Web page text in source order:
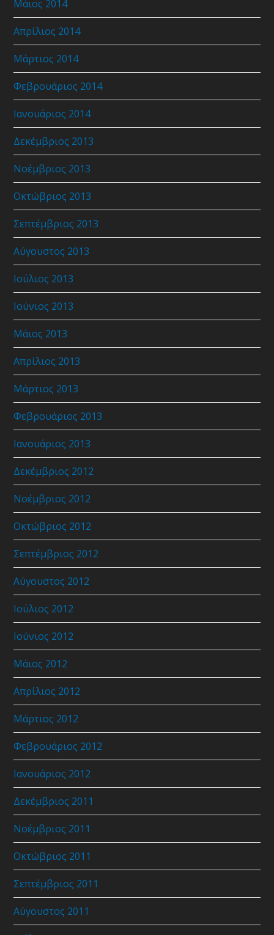
Μάιος 2014
Απρίλιος 2014
Μάρτιος 2014
Φεβρουάριος 2014
Ιανουάριος 2014
Δεκέμβριος 2013
Νοέμβριος 2013
Οκτώβριος 2013
Σεπτέμβριος 2013
Αύγουστος 2013
Ιούλιος 2013
Ιούνιος 2013
Μάιος 2013
Απρίλιος 2013
Μάρτιος 2013
Φεβρουάριος 2013
Ιανουάριος 2013
Δεκέμβριος 2012
Νοέμβριος 2012
Οκτώβριος 2012
Σεπτέμβριος 2012
Αύγουστος 2012
Ιούλιος 2012
Ιούνιος 2012
Μάιος 2012
Απρίλιος 2012
Μάρτιος 2012
Φεβρουάριος 2012
Ιανουάριος 2012
Δεκέμβριος 2011
Νοέμβριος 2011
Οκτώβριος 2011
Σεπτέμβριος 2011
Αύγουστος 2011